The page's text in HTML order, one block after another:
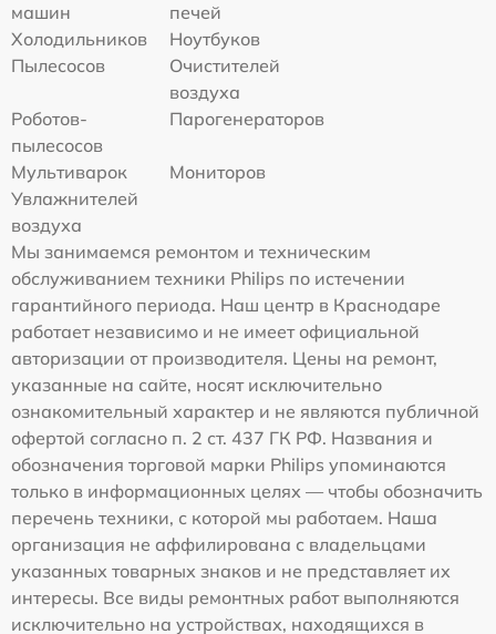
машин
печей
Холодильников
Ноутбуков
Пылесосов
Очистителей
воздуха
Роботов-
пылесосов
Парогенераторов
Мультиварок
Мониторов
Увлажнителей
воздуха
Мы занимаемся ремонтом и техническим
обслуживанием техники Philips по истечении
гарантийного периода. Наш центр в Краснодаре
работает независимо и не имеет официальной
авторизации от производителя. Цены на ремонт,
указанные на сайте, носят исключительно
ознакомительный характер и не являются публичной
офертой согласно п. 2 ст. 437 ГК РФ. Названия и
обозначения торговой марки Philips упоминаются
только в информационных целях — чтобы обозначить
перечень техники, с которой мы работаем. Наша
организация не аффилирована с владельцами
указанных товарных знаков и не представляет их
интересы. Все виды ремонтных работ выполняются
исключительно на устройствах, находящихся в